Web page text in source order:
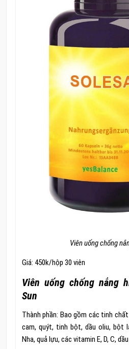
Viên uống chống
Giá: 450k/hộp 30 viên
Viên uống chống nắng
Sun
Thành phần: Bao gồm các tinh
cam, quýt, tinh bột, dầu oliu, bột
Nha, quả lựu, các vitamin E, D, C,